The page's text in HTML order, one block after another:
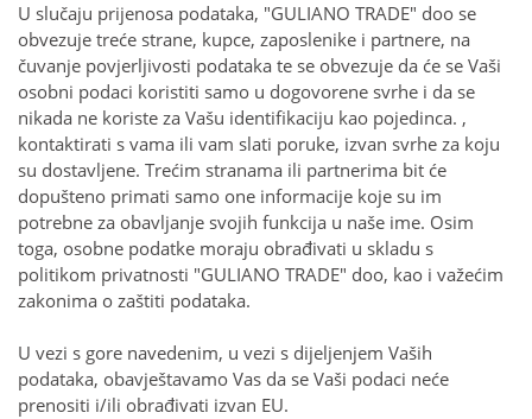
U slučaju prijenosa podataka, "GULIANO TRADE" doo se
obvezuje treće strane, kupce, zaposlenike i partnere, na
čuvanje povjerljivosti podataka te se obvezuje da će se Vaši
osobni podaci koristiti samo u dogovorene svrhe i da se
nikada ne koriste za Vašu identifikaciju kao pojedinca. ,
kontaktirati s vama ili vam slati poruke, izvan svrhe za koju
su dostavljene. Trećim stranama ili partnerima bit će
dopušteno primati samo one informacije koje su im
potrebne za obavljanje svojih funkcija u naše ime. Osim
toga, osobne podatke moraju obrađivati ​​u skladu s
politikom privatnosti "GULIANO TRADE" doo, kao i važećim
zakonima o zaštiti podataka.
U vezi s gore navedenim, u vezi s dijeljenjem Vaših
podataka, obavještavamo Vas da se Vaši podaci neće
prenositi i/ili obrađivati ​​izvan EU.